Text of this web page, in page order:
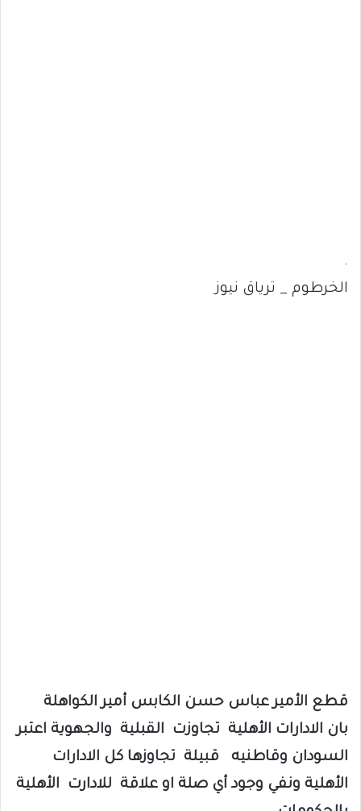
.
الخرطوم _ ترياق نيوز
قطع الأمير عباس حسن الكابس أمير الكواهلة
بان الادارات الأهلية تجاوزت القبلية والجهوية اعتبر
السودان وقاطنيه قبيلة تجاوزها كل الادارات
الأهلية ونفي وجود أي صلة او علاقة للادارت الأهلية